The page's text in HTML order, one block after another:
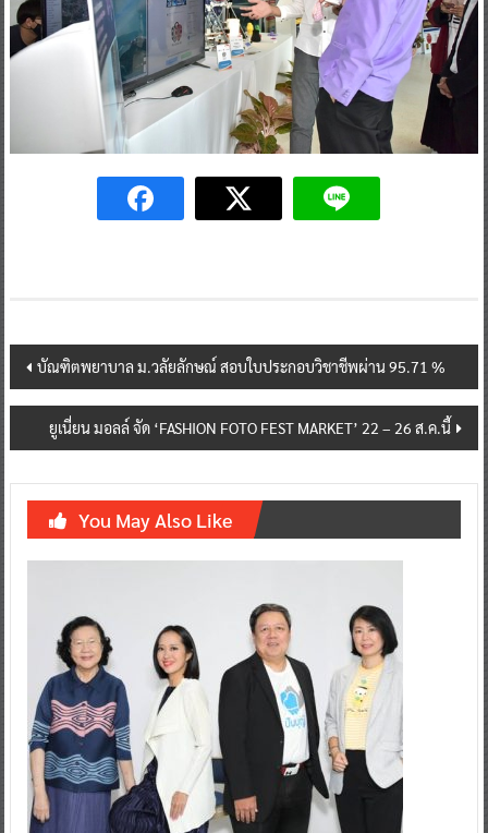
Post
navigation
บัณฑิตพยาบาล ม.วลัยลักษณ์ สอบใบประกอบวิชาชีพผ่าน 95.71 %
ยูเนี่ยน มอลล์ จัด ‘FASHION FOTO FEST MARKET’ 22 – 26 ส.ค.นี้
You May Also Like